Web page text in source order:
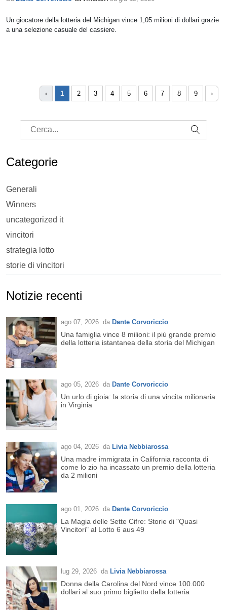
Un giocatore della lotteria del Michigan vince 1,05 milioni di dollari grazie
a una selezione casuale del cassiere.
‹ 1 2 3 4 5 6 7 8 9 ›
Categorie
Generali
Winners
uncategorized it
vincitori
strategia lotto
storie di vincitori
Notizie recenti
ago 07, 2026 da Dante Corvoriccio
Una famiglia vince 8 milioni: il più grande premio
della lotteria istantanea della storia del Michigan
ago 05, 2026 da Dante Corvoriccio
Un urlo di gioia: la storia di una vincita milionaria
in Virginia
ago 04, 2026 da Livia Nebbiarossa
Una madre immigrata in California racconta di
come lo zio ha incassato un premio della lotteria
da 2 milioni
ago 01, 2026 da Dante Corvoriccio
La Magia delle Sette Cifre: Storie di "Quasi
Vincitori" al Lotto 6 aus 49
lug 29, 2026 da Livia Nebbiarossa
Donna della Carolina del Nord vince 100.000
dollari al suo primo biglietto della lotteria